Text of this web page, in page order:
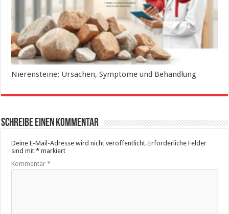
Nierensteine: Ursachen, Symptome und Behandlung
Schreibe einen Kommentar
Deine E-Mail-Adresse wird nicht veröffentlicht. Erforderliche Felder
sind mit* markiert
Kommentar*